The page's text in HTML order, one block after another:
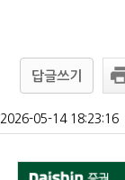
답글쓰기
2026-05-14 18:23:16